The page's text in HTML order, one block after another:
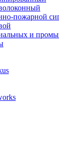
пожарной
и